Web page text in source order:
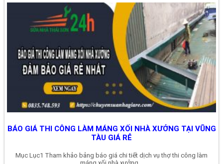
BÁO GIÁ THI CÔNG LÀM MÁNG XỐI NHÀ XƯỞNG TẠI VŨNG
TÀU GIÁ RẺ
Mục Lục1 Tham khảo bảng báo giá chi tiết dịch vụ thợ thi công làm